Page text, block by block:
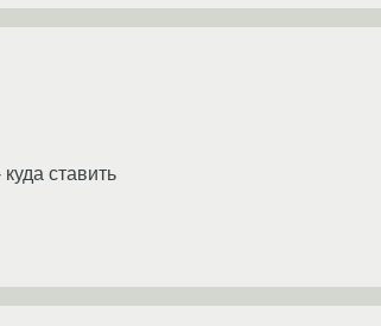
ставить